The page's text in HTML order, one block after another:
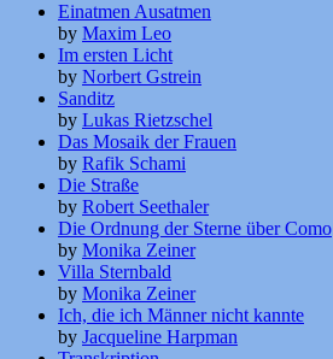
Einatmen Ausatmen
by Maxim Leo
Im ersten Licht
by Norbert Gstrein
Sanditz
by Lukas Rietzschel
Das Mosaik der Frauen
by Rafik Schami
Die Straße
by Robert Seethaler
Die Ordnung der Sterne über Como
by Monika Zeiner
Villa Sternbald
by Monika Zeiner
Ich, die ich Männer nicht kannte
by Jacqueline Harpman